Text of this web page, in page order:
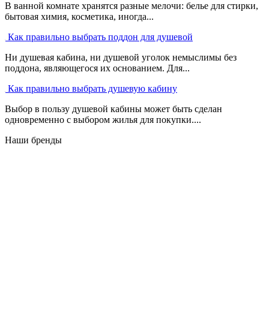
В ванной комнате хранятся разные мелочи: белье для стирки,
бытовая химия, косметика, иногда...
Как правильно выбрать поддон для душевой
Ни душевая кабина, ни душевой уголок немыслимы без
поддона, являющегося их основанием. Для...
Как правильно выбрать душевую кабину
Выбор в пользу душевой кабины может быть сделан
одновременно с выбором жилья для покупки....
Наши бренды